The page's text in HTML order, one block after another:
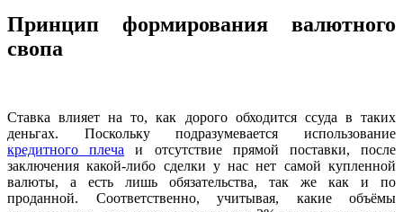
Принцип формирования валютного
свопа
Ставка влияет на то, как дорого обходится ссуда в таких
деньгах. Поскольку подразумевается использование
кредитного плеча и отсутствие прямой поставки, после
заключения какой-либо сделки у нас нет самой купленной
валюты, а есть лишь обязательства, так же как и по
проданной. Соответственно, учитывая, какие объёмы
банков